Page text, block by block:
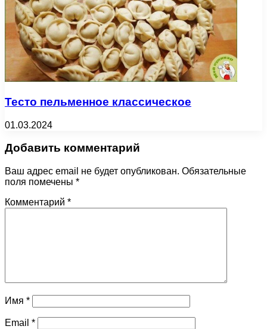
Тесто пельменное классическое
01.03.2024
Добавить комментарий
Ваш адрес email не будет опубликован. Обязательные
поля помечены *
Комментарий *
Имя *
Email *